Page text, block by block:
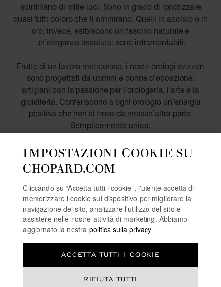
scintillano di mille luci. Sono in grado di ipnotizzare
quasi tutti coloro che li ammirano. Quelli in acciaio o in
oro, invece, esibiscono un fascino naturale e
un’eleganza assoluta: sono intramontabili.
Frutto di un lavoro meticoloso, i nostri orologi svizzeri
sono progettati da uomini e donne d’eccezione:
artigiani con la passione per l’orologeria, l’arte e la
gioielleria. Conferiscono a ogni orologio un’energia
positiva che non si trova da nessun’altra parte.
Semplicemente unico.
SCOPRI DI PIÙ
OROLOGI CON FASI LUNARI
OROLOGI CON RIPETIZIONE MINUTI
OROLOGI CON DIAMANTI
OROLOGI CRONOGRAFI
CONSEGNA GRATUITA
IMPOSTAZIONI COOKIE SU
CHOPARD.COM
Cliccando su “Accetta tutti i cookie”, l'utente accetta di
memorizzare i cookie sul dispositivo per migliorare la
navigazione del sito, analizzare l'utilizzo del sito e
assistere nelle nostre attività di marketing. Abbiamo
aggiornato la nostra politica sulla privacy
RIFIUTA TUTTI
ACCETTA TUTTI I COOKIE